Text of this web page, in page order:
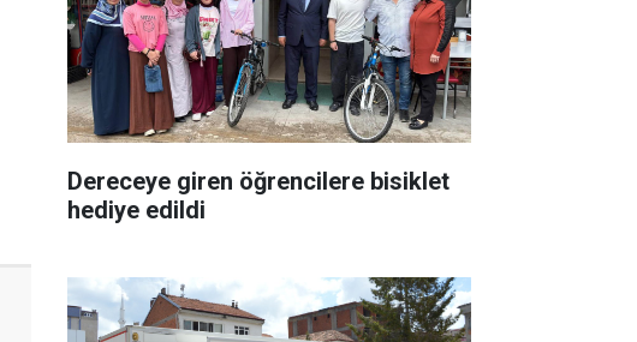
Dereceye giren öğrencilere bisiklet
hediye edildi